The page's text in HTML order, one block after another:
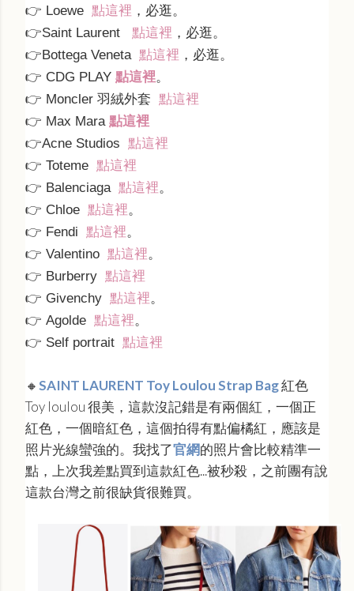
👉 Loewe 點這裡 ，必逛。
👉Saint Laurent 點這裡 ，必逛。
👉Bottega Veneta 點這裡 ，必逛。
👉 CDG PLAY 點這裡。
👉 Moncler 羽絨外套 點這裡
👉 Max Mara 點這裡
👉Acne Studios 點這裡
👉 Toteme 點這裡
👉 Balenciaga 點這裡。
👉 Chloe 點這裡。
👉 Fendi 點這裡。
👉 Valentino 點這裡。
👉 Burberry 點這裡
👉 Givenchy 點這裡。
👉 Agolde 點這裡。
👉 Self portrait 點這裡
🔸SAINT LAURENT Toy Loulou Strap Bag紅色
Toy loulou 很美，這款沒記錯是有兩個紅，一個正
紅色，一個暗紅色，這個拍得有點偏橘紅，應該是
照片光線蠻強的。我找了官網的照片會比較精準一
點，上次我差點買到這款紅色...被秒殺，之前團有說
這款台灣之前很缺貨很難買。